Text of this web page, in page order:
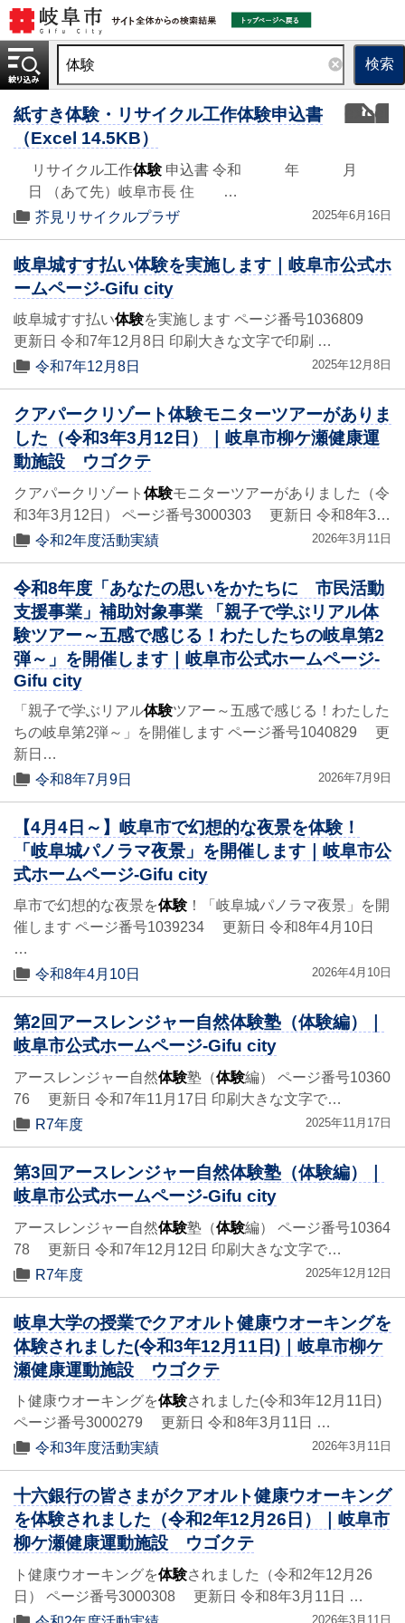
検索
excel
紙すき体験・リサイクル工作体験申込書
（Excel 14.5KB）
リサイクル工作体験申込書 令和 年 月
日 （あて先）岐阜市長 住 …
芥見リサイクルプラザ
2025年6月16日
岐阜城すす払い体験を実施します｜岐阜市公式ホ
ームページ-Gifu city
岐阜城すす払い体験を実施します ページ番号1036809
更新日 令和7年12月8日 印刷大きな文字で印刷 …
令和7年12月8日
2025年12月8日
クアパークリゾート体験モニターツアーがありま
した（令和3年3月12日）｜岐阜市柳ケ瀬健康運
動施設 ウゴクテ
クアパークリゾート 体験モニターツアーがありました（令
和3年3月12日） ページ番号3000303 更新日 令和8年3…
令和2年度活動実績
2026年3月11日
令和8年度「あなたの思いをかたちに 市民活動
支援事業」補助対象事業 「親子で学ぶリアル体
験ツアー～五感で感じる！わたしたちの岐阜第2
弾～」を開催します｜岐阜市公式ホームページ-
Gifu city
「親子で学ぶリアル体験ツアー～五感で感じる！わたした
ちの岐阜第2弾～」を開催します ページ番号1040829 更
新日…
令和8年7月9日
2026年7月9日
【4月4日～】岐阜市で幻想的な夜景を体験！
「岐阜城パノラマ夜景」を開催します｜岐阜市公
式ホームページ-Gifu city
阜市で幻想的な夜景を体験！「岐阜城パノラマ夜景」を開
催します ページ番号1039234 更新日 令和8年4月10日
…
令和8年4月10日
2026年4月10日
第2回アースレンジャー自然体験塾（体験編）｜
岐阜市公式ホームページ-Gifu city
アースレンジャー自然体験塾（体験編） ページ番号10360
76 更新日 令和7年11月17日 印刷大きな文字で…
R7年度
2025年11月17日
第3回アースレンジャー自然体験塾（体験編）｜
岐阜市公式ホームページ-Gifu city
アースレンジャー自然体験塾（体験編） ページ番号10364
78 更新日 令和7年12月12日 印刷大きな文字で…
R7年度
2025年12月12日
岐阜大学の授業でクアオルト健康ウオーキングを
体験されました(令和3年12月11日)｜岐阜市柳ケ
瀬健康運動施設 ウゴクテ
ト健康ウオーキングを体験されました(令和3年12月11日)
ページ番号3000279 更新日 令和8年3月11日 …
令和3年度活動実績
2026年3月11日
十六銀行の皆さまがクアオルト健康ウオーキング
を体験されました（令和2年12月26日）｜岐阜市
柳ケ瀬健康運動施設 ウゴクテ
ト健康ウオーキングを体験されました（令和2年12月26
日） ページ番号3000308 更新日 令和8年3月11日 …
2026年3月11日